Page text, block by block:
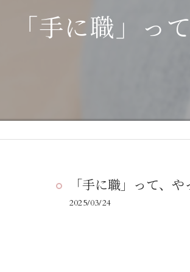
「手に職」っ
「手に職」って、
2025/03/24